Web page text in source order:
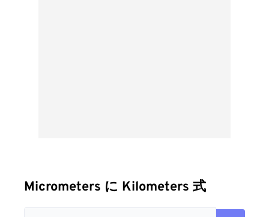
Micrometers に Kilometers 式